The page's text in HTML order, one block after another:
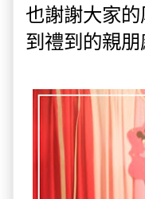
也謝謝大家
到禮到的親